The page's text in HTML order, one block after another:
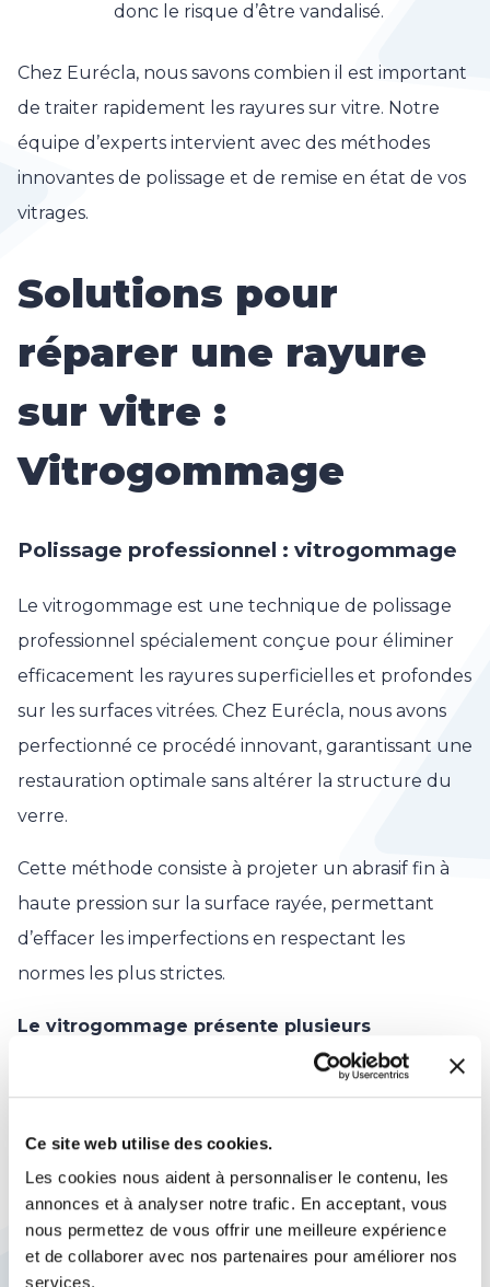
Ce site web utilise des cookies.
Les cookies nous aident à personnaliser le contenu, les
annonces et à analyser notre trafic. En acceptant, vous
nous permettez de vous offrir une meilleure expérience
et de collaborer avec nos partenaires pour améliorer nos
services.
donc le risque d’être vandalisé.
Chez Eurécla, nous savons combien il est important
de traiter rapidement les rayures sur vitre. Notre
équipe d’experts intervient avec des méthodes
innovantes de polissage et de remise en état de vos
vitrages.
Solutions pour
réparer une rayure
sur vitre :
Vitrogommage
Polissage professionnel : vitrogommage
Le vitrogommage est une technique de polissage
professionnel spécialement conçue pour éliminer
efficacement les rayures superficielles et profondes
sur les surfaces vitrées. Chez Eurécla, nous avons
perfectionné ce procédé innovant, garantissant une
restauration optimale sans altérer la structure du
verre.
Cette méthode consiste à projeter un abrasif fin à
haute pression sur la surface rayée, permettant
d’effacer les imperfections en respectant les
normes les plus strictes.
Le vitrogommage présente plusieurs
Résultats impeccables : il redonne éclat
complètement les rayures.
Sans déformation optique : notre
expertise garantit une restauration sans
altération de la transparence du verre.